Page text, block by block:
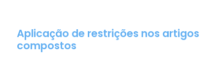
Aplicação de restrições nos artigos
compostos